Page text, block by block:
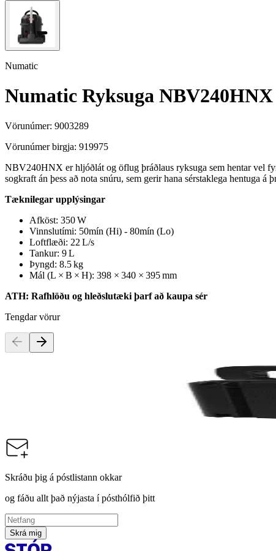
Numatic
Numatic Ryksuga NBV240HNX
Vörunúmer: 9003289
Vörunúmer birgja: 919975
NBV240HNX er hljóðlát og öflug þráðlaus ryksuga sem hentar vel
sogkraft án þess að nota snúru, sem gerir hana sérstaklega hentuga
Tæknilegar upplýsingar
Afköst: 350 W
Vinnslutími: 50mín (Hi) - 80mín (Lo)
Loftflæði: 22 L/s
Tankur: 9 L
Þyngd: 8.5 kg
Mál (L × B × H): 398 × 340 × 395 mm
ATH: Rafhlöðu og hleðslutæki þarf að kaupa sér
Tengdar vörur
Skráðu þig á póstlistann okkar
og fáðu allt það nýjasta í pósthólfið þitt
Skrá mig